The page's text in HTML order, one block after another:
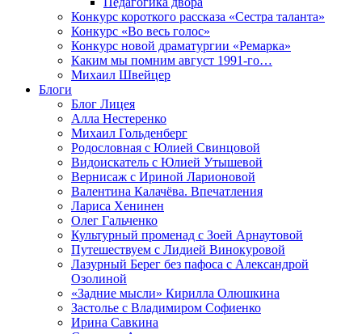
Конкурс короткого рассказа «Сестра таланта»
Конкурс «Во весь голос»
Конкурс новой драматургии «Ремарка»
Каким мы помним август 1991-го…
Михаил Швейцер
Блоги
Блог Лицея
Алла Нестеренко
Михаил Гольденберг
Родословная с Юлией Свинцовой
Видоискатель с Юлией Утышевой
Вернисаж с Ириной Ларионовой
Валентина Калачёва. Впечатления
Лариса Хенинен
Олег Гальченко
Культурный променад с Зоей Арнаутовой
Путешествуем с Лидией Винокуровой
Лазурный Берег без пафоса с Александрой
Озолиной
«Задние мысли» Кирилла Олюшкина
Застолье с Владимиром Софиенко
Ирина Савкина